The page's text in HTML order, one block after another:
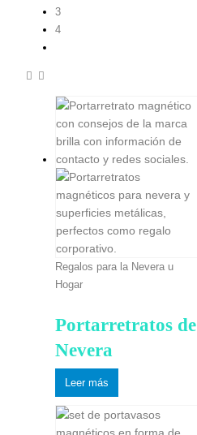
3
4
Regalos para la Nevera u
Hogar
Portarretratos de
Nevera
Leer más